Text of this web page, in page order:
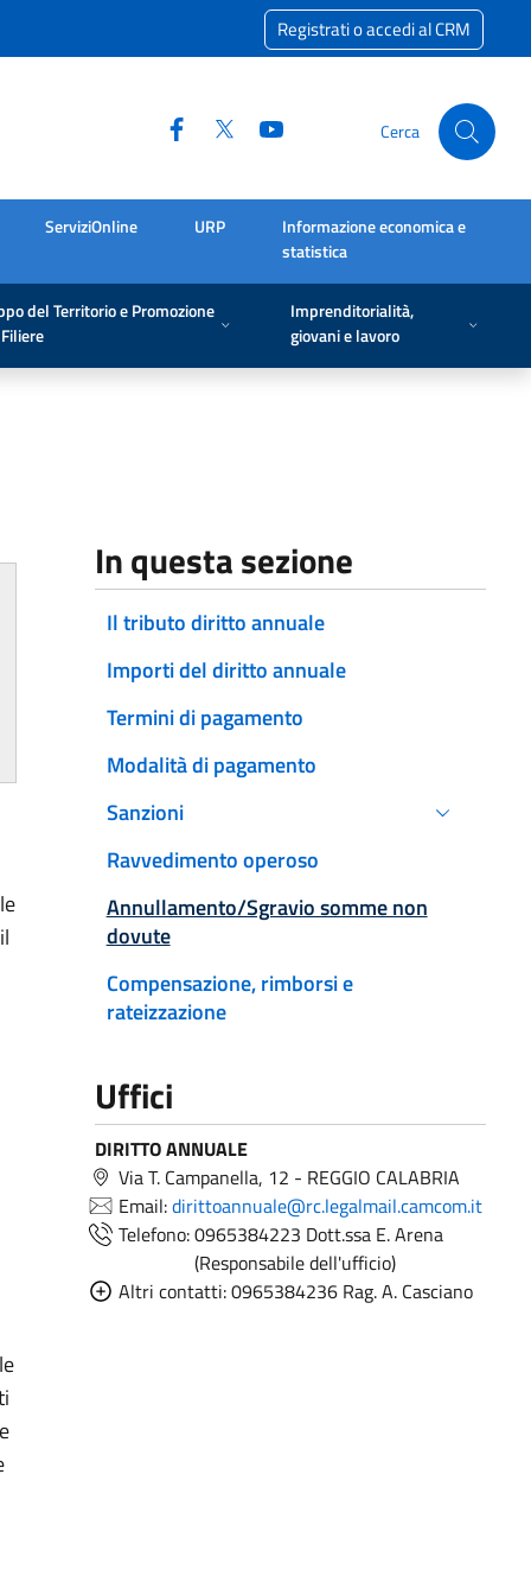
Registrati o accedi al CRM
Cerca
ServiziOnline URP
Informazione economica e
statistica
del Territorio e Promozione
Imprenditorialità,
giovani e lavoro
In questa sezione
Il tributo diritto annuale
Importi del diritto annuale
Termini di pagamento
Modalità di pagamento
Sanzioni
Ravvedimento operoso
Annullamento/Sgravio somme non
dovute
Compensazione, rimborsi e
rateizzazione
Uffici
DIRITTO ANNUALE
Via T. Campanella, 12 - REGGIO CALABRIA
Email:dirittoannuale@rc.legalmail.camcom.it
Telefono:0965384223 Dott.ssa E. Arena
(Responsabile dell'ufficio)
Altri contatti:0965384236 Rag. A. Casciano